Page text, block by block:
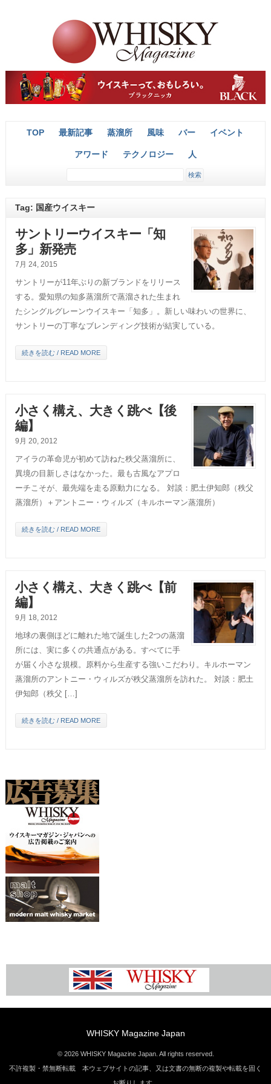
TOP 最新記事 蒸溜所 風味 バー イベント
アワード テクノロジー 人
Tag: 国産ウイスキー
サントリーウイスキー「知
多」新発売
7月 24, 2015
サントリーが11年ぶりの新ブランドをリリース
する。愛知県の知多蒸溜所で蒸溜された生まれ
たシングルグレーンウイスキー「知多」。新しい味わいの世界に、
サントリーの丁寧なブレンディング技術が結実している。
続きを読む / READ MORE
小さく構え、大きく跳べ【後
編】
9月 20, 2012
アイラの革命児が初めて訪ねた秩父蒸溜所に、
異境の目新しさはなかった。最も古風なアプロ
ーチこそが、最先端を走る原動力になる。 対談：肥土伊知郎（秩父
蒸溜所）＋アントニー・ウィルズ（キルホーマン蒸溜所）
続きを読む / READ MORE
小さく構え、大きく跳べ【前
編】
9月 18, 2012
地球の裏側ほどに離れた地で誕生した2つの蒸溜
所には、実に多くの共通点がある。すべてに手
が届く小さな規模。原料から生産する強いこだわり。キルホーマン
蒸溜所のアントニー・ウィルズが秩父蒸溜所を訪れた。 対談：肥土
伊知郎（秩父 […]
続きを読む / READ MORE
WHISKY Magazine Japan
© 2026 WHISKY Magazine Japan. All rights reserved.
不許複製・禁無断転載 本ウェブサイトの記事、又は文書の無断の複製や転載を固く